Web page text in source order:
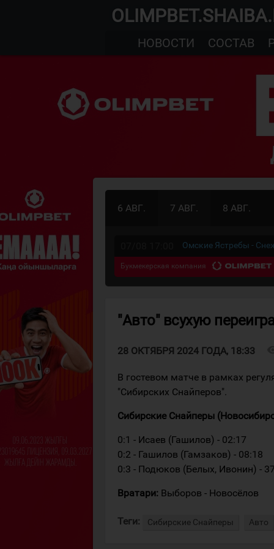
НОВОСТИ
СОСТАВ
6 АВГ. 7 АВГ. 8 АВГ.
Омские Ястребы -
Букмекерская компания
"Авто" всухую
28 ОКТЯБРЯ 2024 ГОДА, 18:33
В гостевом матче в рамках
"Сибирских Снайперов".
Сибирские Снайперы
0:1 - Исаев (Гашилов) - 02:17
0:2 - Гашилов (Гамзаков) - 08:18
0:3 - Подюков (Белых, Ивонин) -
Вратари: Выборов - Новосёлов
Теги: Сибирские Снайперы Авто